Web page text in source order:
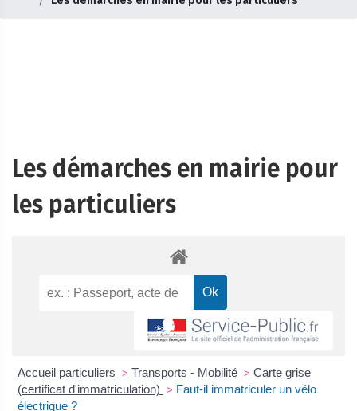
Les démarches en mairie pour
les particuliers
Accueil particuliers > Transports - Mobilité > Carte grise
(certificat d'immatriculation) > Faut-il immatriculer un vélo
électrique ?